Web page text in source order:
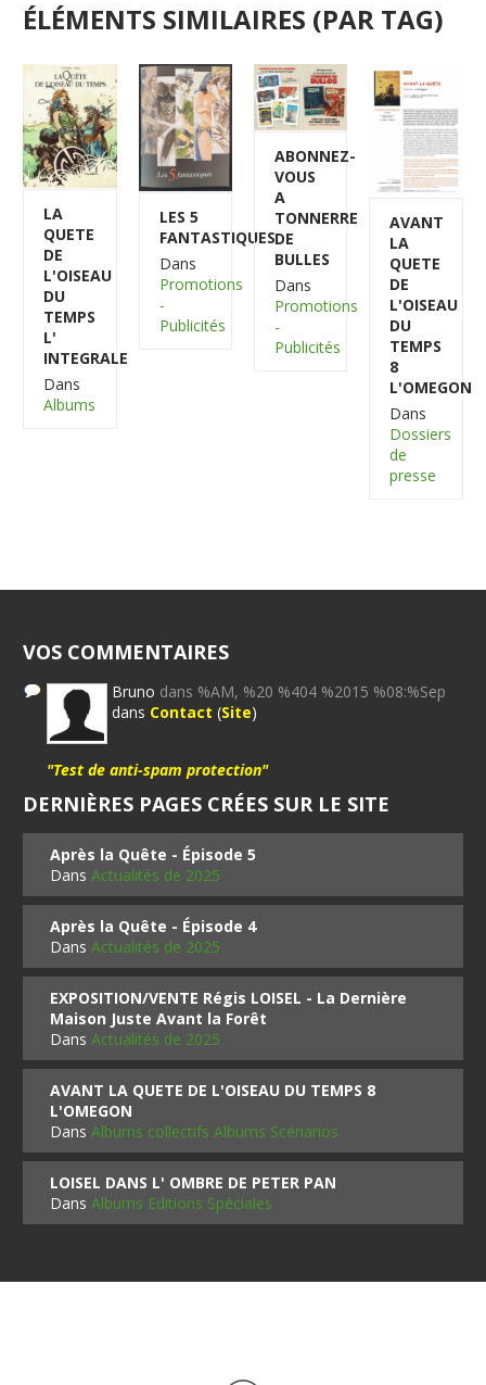
ÉLÉMENTS SIMILAIRES (PAR TAG)
LA
QUETE
DE
L'OISEAU
DU
TEMPS
L'
INTEGRALE
Dans
Albums
LES 5
FANTASTIQUES
Dans
Promotions
-
Publicités
ABONNEZ-
VOUS
A
TONNERRE
DE
BULLES
Dans
Promotions
-
Publicités
AVANT
LA
QUETE
DE
L'OISEAU
DU
TEMPS
8
L'OMEGON
Dans
Dossiers
de
presse
VOS COMMENTAIRES
Bruno dans %AM, %20 %404 %2015 %08:%Sep
dans Contact (Site)
"Test de anti-spam protection"
DERNIÈRES PAGES CRÉES SUR LE SITE
Après la Quête - Épisode 5
DansActualités de 2025
Après la Quête - Épisode 4
DansActualités de 2025
EXPOSITION/VENTE Régis LOISEL - La Dernière
Maison Juste Avant la Forêt
DansActualités de 2025
AVANT LA QUETE DE L'OISEAU DU TEMPS 8
L'OMEGON
DansAlbums collectifs Albums Scénarios
LOISEL DANS L' OMBRE DE PETER PAN
DansAlbums Editions Spéciales